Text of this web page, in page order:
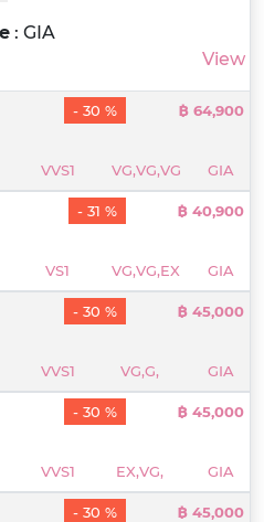
: GIA
View
VVS1 VG,VG,VG GIA
- 30 % ฿ 64,900
VS1 VG,VG,EX GIA
- 31 % ฿ 40,900
VVS1 VG,G, GIA
- 30 % ฿ 45,000
VVS1 EX,VG, GIA
- 30 % ฿ 45,000
- 30 % ฿ 45,000